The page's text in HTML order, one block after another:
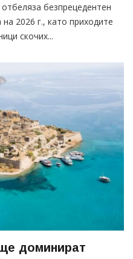
безпрецедентен
2026 г., като приходите
скочих...
доминират